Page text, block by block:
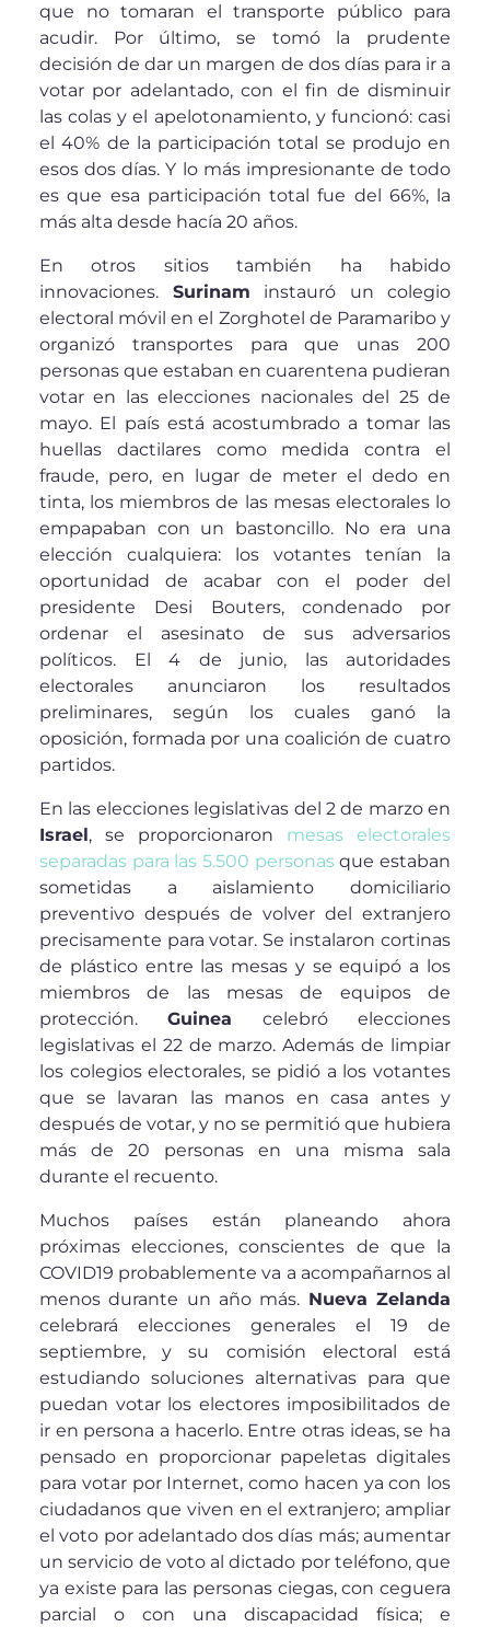
que no tomaran el transporte público para
acudir. Por último, se tomó la prudente
decisión de dar un margen de dos días para ir a
votar por adelantado, con el fin de disminuir
las colas y el apelotonamiento, y funcionó: casi
el 40% de la participación total se produjo en
esos dos días. Y lo más impresionante de todo
es que esa participación total fue del 66%, la
más alta desde hacía 20 años.
En otros sitios también ha habido
innovaciones. Surinam instauró un colegio
electoral móvil en el Zorghotel de Paramaribo y
organizó transportes para que unas 200
personas que estaban en cuarentena pudieran
votar en las elecciones nacionales del 25 de
mayo. El país está acostumbrado a tomar las
huellas dactilares como medida contra el
fraude, pero, en lugar de meter el dedo en
tinta, los miembros de las mesas electorales lo
empapaban con un bastoncillo. No era una
elección cualquiera: los votantes tenían la
oportunidad de acabar con el poder del
presidente Desi Bouters, condenado por
ordenar el asesinato de sus adversarios
políticos. El 4 de junio, las autoridades
electorales anunciaron los resultados
preliminares, según los cuales ganó la
oposición, formada por una coalición de cuatro
partidos.
En las elecciones legislativas del 2 de marzo en
Israel, se proporcionaron mesas electorales
separadas para las 5.500 personasque estaban
sometidas a aislamiento domiciliario
preventivo después de volver del extranjero
precisamente para votar. Se instalaron cortinas
de plástico entre las mesas y se equipó a los
miembros de las mesas de equipos de
protección.Guinea celebró elecciones
legislativas el 22 de marzo. Además de limpiar
los colegios electorales, se pidió a los votantes
que se lavaran las manos en casa antes y
después de votar, y no se permitió que hubiera
más de 20 personas en una misma sala
durante el recuento.
Muchos países están planeando ahora
próximas elecciones, conscientes de que la
COVID19 probablemente va a acompañarnos al
menos durante un año más. Nueva Zelanda
celebrará elecciones generales el 19 de
septiembre, y su comisión electoral está
estudiando soluciones alternativas para que
puedan votar los electores imposibilitados de
ir en persona a hacerlo. Entre otras ideas, se ha
pensado en proporcionar papeletas digitales
para votar por Internet, como hacen ya con los
ciudadanos que viven en el extranjero; ampliar
el voto por adelantado dos días más; aumentar
un servicio de voto al dictado por teléfono, que
ya existe para las personas ciegas, con ceguera
parcial o con una discapacidad física; e